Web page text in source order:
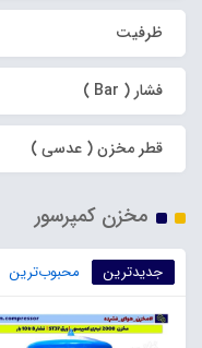
ظرفیت
فشار ( Bar )
قطر مخزن ( عدسی )
مخزن کمپرسور
جدیدترین محبوب‌ترین